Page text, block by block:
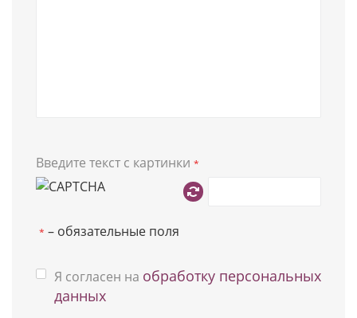
Введите текст с картинки *
* – обязательные поля
Я согласен на обработку персональных
данных